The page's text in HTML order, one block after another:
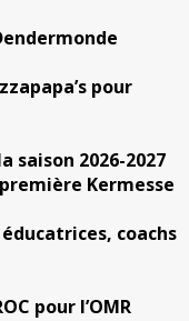
pour
saison 2026-2027
Kermesse
coachs
pour l’OMR